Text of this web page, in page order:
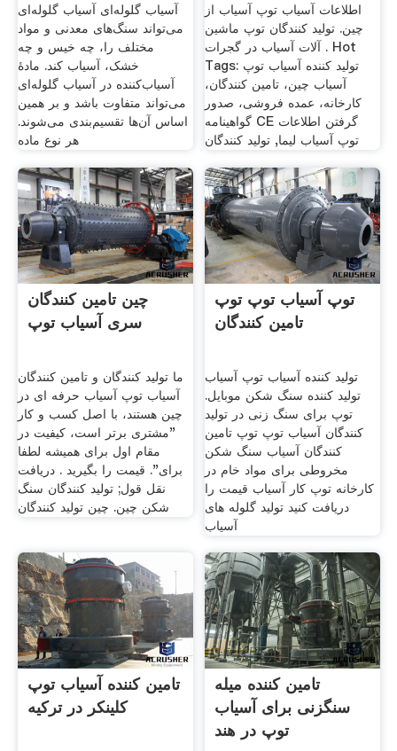
آسیاب گلوله‌ای آسیاب گلوله‌ای
می‌تواند سنگ‌های معدنی و مواد
مختلف را، چه خیس و چه
خشک، آسیاب کند. مادهٔ
آسیاب‌کننده در آسیاب گلوله‌ای
می‌تواند متفاوت باشد و بر همین
اساس آن‌ها تقسیم‌بندی می‌شوند.
هر نوع ماده
اطلاعات آسیاب توپ آسیاب از
چین. تولید کنندگان توپ ماشین
آلات آسیاب در گجرات . Hot
Tags: تولید کننده آسیاب توپ
آسیاب چین، تامین کنندگان،
کارخانه، عمده فروشی، صدور
گواهینامه CE گرفتن اطلاعات
توپ آسیاب لیما, تولید کنندگان
چین تامین کنندگان
سری آسیاب توپ
ما تولید کنندگان و تامین کنندگان
آسیاب توپ آسیاب حرفه ای در
چین هستند، با اصل کسب و کار
"مشتری برتر است، کیفیت در
مقام اول برای همیشه لطفا
برای". قیمت را بگیرید . دریافت
نقل قول; تولید کنندگان سنگ
شکن چین. چین تولید کنندگان
توپ آسیاب توپ توپ
تامین کنندگان
تولید کننده آسیاب توپ آسیاب
تولید کننده سنگ شکن موبایل.
توپ برای سنگ زنی در تولید
کنندگان آسیاب توپ توپ تامین
کنندگان آسیاب سنگ شکن
مخروطی برای مواد خام در
کارخانه توپ کار آسیاب قیمت را
دریافت کنید تولید گلوله های
آسیاب
تامین کننده آسیاب توپ
کلینکر در ترکیه
تامین کننده میله
سنگزنی برای آسیاب
توپ در هند